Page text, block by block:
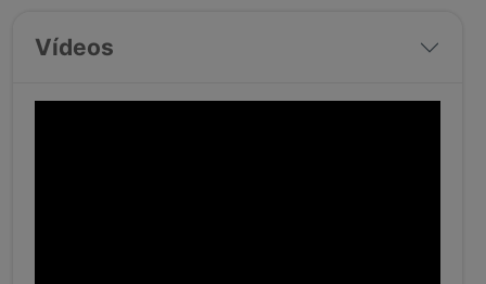
Vídeos